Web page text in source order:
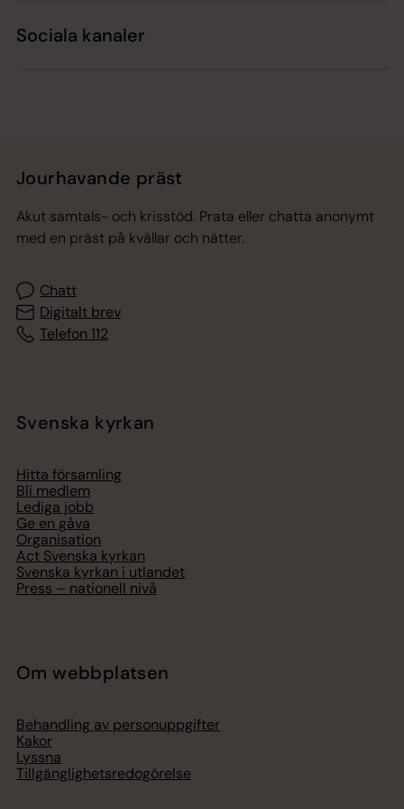
Sociala kanaler
Jourhavande präst
Akut samtals- och krisstöd. Prata eller chatta anonymt
med en präst på kvällar och nätter.
Chatt
Digitalt brev
Telefon 112
Svenska kyrkan
Hitta församling
Bli medlem
Lediga jobb
Ge en gåva
Organisation
Act Svenska kyrkan
Svenska kyrkan i utlandet
Press – nationell nivå
Om webbplatsen
Behandling av personuppgifter
Kakor
Lyssna
Tillgänglighetsredogörelse